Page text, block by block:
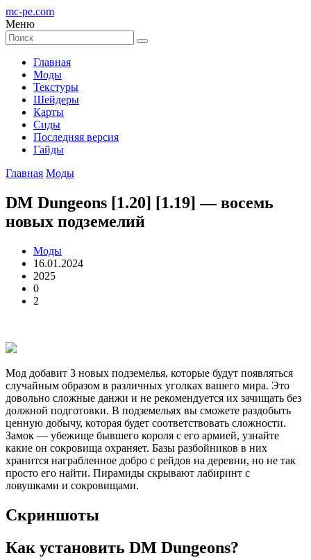
mc-pe.com
Меню
Главная
Моды
Текстуры
Шейдеры
Карты
Сиды
Последняя версия
Гайды
Главная Моды
DM Dungeons [1.20] [1.19] — восемь
новых подземелий
Моды
16.01.2024
2025
0
2
Мод добавит 3 новых подземелья, которые будут появляться
случайным образом в различных уголках вашего мира. Это
довольно сложные данжи и не рекомендуется их зачищать без
должной подготовки. В подземельях вы сможете раздобыть
ценную добычу, которая будет соответствовать сложности.
Замок — убежище бывшего короля с его армией, узнайте
какие он сокровища охраняет. Базы разбойников в них
хранится награбленное добро с рейдов на деревни, но не так
просто его найти. Пирамиды скрывают лабиринт с
ловушками и сокровищами.
Скриншоты
Как установить DM Dungeons?